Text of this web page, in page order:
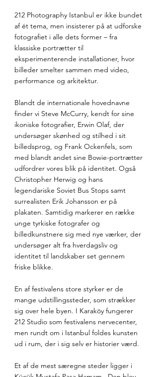
212 Photography Istanbul er ikke bundet
af ét tema, men insisterer på at udforske
fotografiet i alle dets former – fra
klassiske portrætter til
eksperimenterende installationer, hvor
billeder smelter sammen med video,
performance og arkitektur.
Blandt de internationale hovednavne
finder vi Steve McCurry, kendt for sine
ikoniske fotografier, Erwin Olaf, der
undersøger skønhed og stilhed i sit
billedsprog, og Frank Ockenfels, som
med blandt andet sine Bowie-portrætter
udfordrer vores blik på identitet. Også
Christopher Herwig og hans
legendariske Soviet Bus Stops samt
surrealisten Erik Johansson er på
plakaten. Samtidig markerer en række
unge tyrkiske fotografer og
billedkunstnere sig med nye værker, der
undersøger alt fra hverdagsliv og
identitet til landskaber set gennem
friske blikke.
En af festivalens store styrker er de
mange udstillingssteder, som strækker
sig over hele byen. I Karaköy fungerer
212 Studio som festivalens nervecenter,
men rundt om i Istanbul foldes kunsten
ud i rum, der i sig selv er historier værd.
Et af de mest særegne steder ligger i